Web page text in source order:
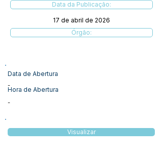
Data da Publicação:
17 de abril de 2026
Órgão:
Data de Abertura
-
Hora de Abertura
-
Visualizar